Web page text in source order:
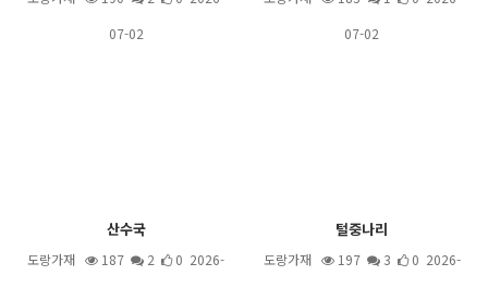
07-02
07-02
산수국
도랑가재 187 2
0 2026-
털중나리
도랑가재 197 3
0 2026-